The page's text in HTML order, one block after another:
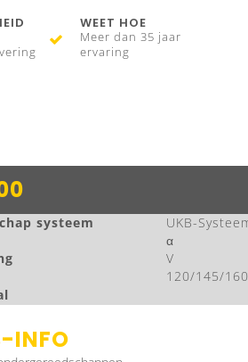
WEET HOE
Meer dan 35 jaar
ervaring
systeem
UKB-
α
V
120/145/
INFO